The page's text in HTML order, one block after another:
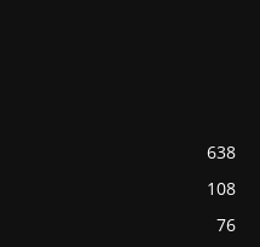
638
108
76